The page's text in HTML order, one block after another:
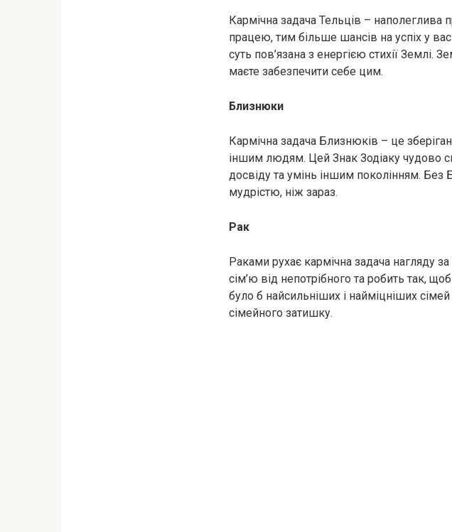
Кармічна задача Тельців – наполеглива
працею, тим більше шансів на успіх у
суть пов’язана з енергією стихії Землі.
маєте забезпечити себе цим.
Близнюки
Кармічна задача Близнюків – це
іншим людям. Цей Знак Зодіаку чудово
досвіду та умінь іншим поколінням.
мудрістю, ніж зараз.
Рак
Раками рухає кармічна задача
сім’ю від непотрібного та робить так,
було б найсильніших і найміцніших
сімейного затишку.